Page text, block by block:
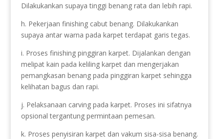
Dilakukankan supaya tinggi benang rata dan lebih rapi.
h. Pekerjaan finishing cabut benang. Dilakukankan
supaya antar warna pada karpet terdapat garis tegas.
i. Proses finishing pinggiran karpet. Dijalankan dengan
melipat kain pada keliling karpet dan mengerjakan
pemangkasan benang pada pinggiran karpet sehingga
kelihatan bagus dan rapi.
j. Pelaksanaan carving pada karpet. Proses ini sifatnya
opsional tergantung permintaan pemesan.
k. Proses penyisiran karpet dan vakum sisa-sisa benang.